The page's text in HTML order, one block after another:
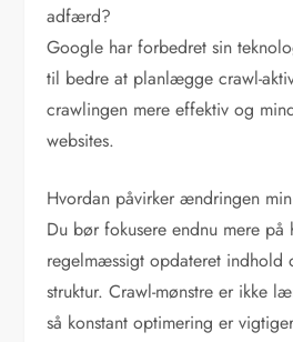
adfærd?
Google har forbedret sin
til bedre at planlægge crawl-
crawlingen mere effektiv og
websites.
Hvordan påvirker ændringen
Du bør fokusere endnu mere
regelmæssigt opdateret indhold
struktur. Crawl-mønstre er ikke
så konstant optimering er